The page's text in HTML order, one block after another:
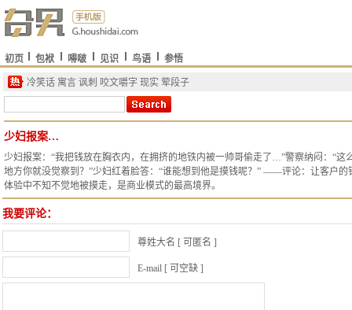
初页 包袱 嘚啵 见识 鸟语 参悟
冷笑话 寓言 讽刺 咬文嚼字 现实 荤段子
少妇报案…
少妇报案：“我把钱放在胸衣内，在拥挤的地铁内被一帅哥偷走了…”警察纳闷：“这
地方你就没觉察到？”少妇红着脸答：“谁能想到他是摸钱呢？” ——评论：让客户的
体验中不知不觉地被摸走，是商业模式的最高境界。
我要评论：
尊姓大名 [ 可匿名 ]
E-mail [ 可空缺 ]